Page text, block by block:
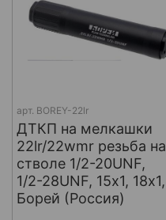
арт. BOREY-22lr
ДТКП на мелкашки
22lr/22wmr резьба на
стволе 1/2-20UNF,
1/2-28UNF, 15х1, 18х1,
Борей (Россия)